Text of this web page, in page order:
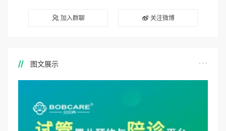
加入群聊 关注微博
图文展示